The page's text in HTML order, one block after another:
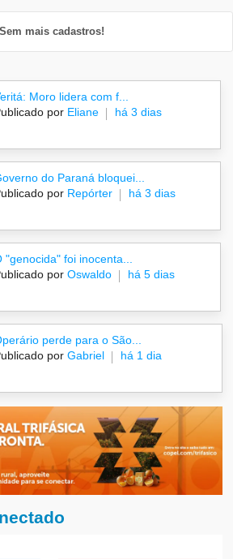
Sem mais cadastros!
Moro lidera com f...
por Eliane há 3 dias
do Paraná bloquei...
por Repórter há 3 dias
"genocida" foi inocenta...
por Oswaldo há 5 dias
perde para o São...
por Gabriel há 1 dia